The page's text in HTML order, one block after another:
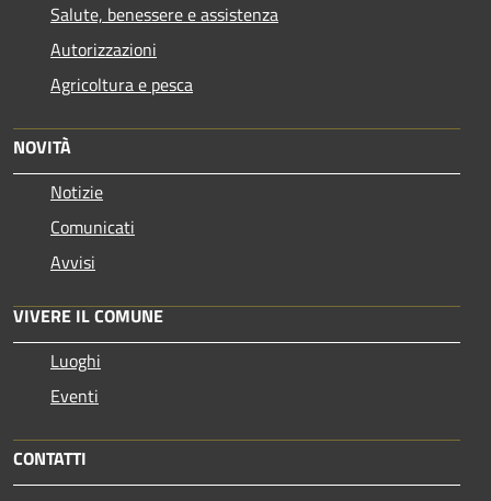
Salute, benessere e assistenza
Autorizzazioni
Agricoltura e pesca
NOVITÀ
Notizie
Comunicati
Avvisi
VIVERE IL COMUNE
Luoghi
Eventi
CONTATTI